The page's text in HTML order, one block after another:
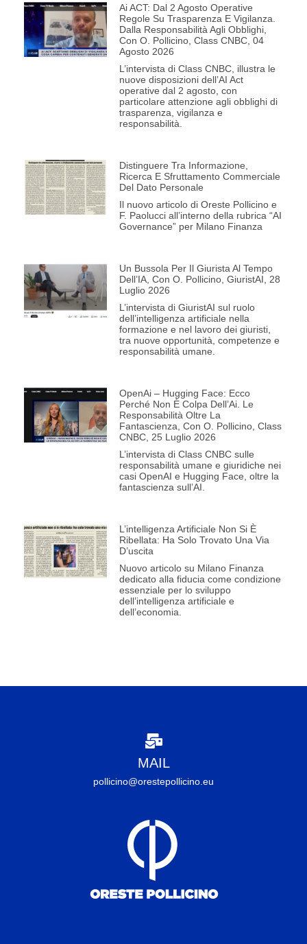
Ai ACT: Dal 2 Agosto Operative
Regole Su Trasparenza E Vigilanza.
Dalla Responsabilità Agli Obblighi,
Con O. Pollicino, Class CNBC, 04
Agosto 2026
L’intervista di Class CNBC, illustra le
nuove disposizioni dell’AI Act
operative dal 2 agosto, con
particolare attenzione agli obblighi di
trasparenza, vigilanza e
responsabilità.
Distinguere Tra Informazione,
Ricerca E Sfruttamento Commerciale
Del Dato Personale
Il nuovo articolo di Oreste Pollicino e
F. Paolucci all’interno della rubrica “AI
Governance” per Milano Finanza
Un Bussola Per Il Giurista Al Tempo
Dell’IA, Con O. Pollicino, GiuristAI, 28
Luglio 2026
L’intervista di GiuristAI sul ruolo
dell’intelligenza artificiale nella
formazione e nel lavoro dei giuristi,
tra nuove opportunità, competenze e
responsabilità umane.
OpenAi – Hugging Face: Ecco
Perché Non È Colpa Dell’Ai. Le
Responsabilità Oltre La
Fantascienza, Con O. Pollicino, Class
CNBC, 25 Luglio 2026
L’intervista di Class CNBC sulle
responsabilità umane e giuridiche nei
casi OpenAI e Hugging Face, oltre la
fantascienza sull’AI.
L’intelligenza Artificiale Non Si È
Ribellata: Ha Solo Trovato Una Via
D’uscita
Nuovo articolo su Milano Finanza
dedicato alla fiducia come condizione
essenziale per lo sviluppo
dell’intelligenza artificiale e
dell’economia.
MAIL
pollicino@orestepollicino.eu